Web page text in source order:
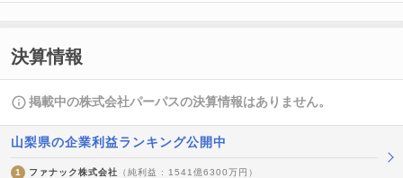
決算情報
掲載中の株式会社パーパスの決算情報はありません。
山梨県の企業利益ランキング公開中
1 ファナック株式会社 （純利益 : 1541億6300万円）